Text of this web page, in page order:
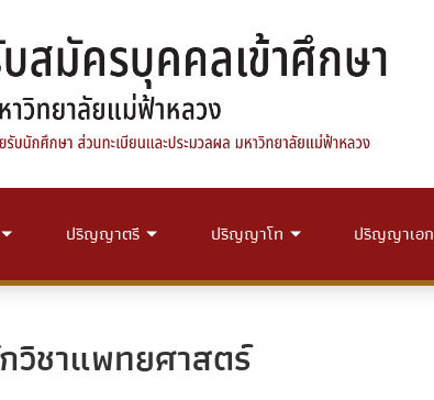
ปริญญาตรี ปริญญาโท ปริญญาเอก
วิชาแพทยศาสตร์